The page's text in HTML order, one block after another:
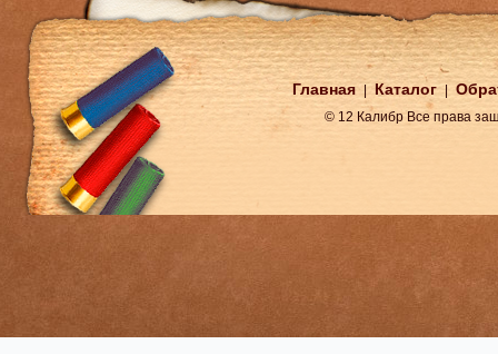
Главная Каталог
© 12 Калибр Все права